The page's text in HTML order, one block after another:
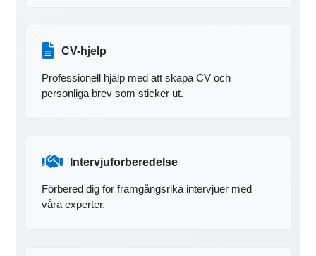
CV-hjelp
Professionell hjälp med att skapa CV och
personliga brev som sticker ut.
Intervjuforberedelse
Förbered dig för framgångsrika intervjuer med
våra experter.